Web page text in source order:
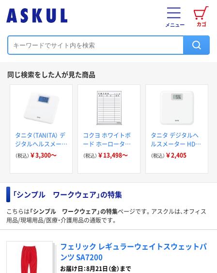
カゴ
メニュー
同じ検索をした人が見た商品
タニタ（TANITA） デ
ジタルヘルスメータ
ー
（税込） ￥3,300～
コクヨ ホワイトボ
ード ホーロータイ
プ 行動予定表
（税込） ￥13,498～
タニタ デジタルヘ
ルスメーター HDー
671WH
（税込） ￥2,405
「シンプル ワークウェア」の特集
こちらは「シンプル ワークウェア」の特集ページです。アスクルは、オフィス
用品/現場用品/医療・介護用品の通販です。
フェリック レギュラーウェイトスウェットパ
ンツ SA7200
お届け日：8月21日（金）まで